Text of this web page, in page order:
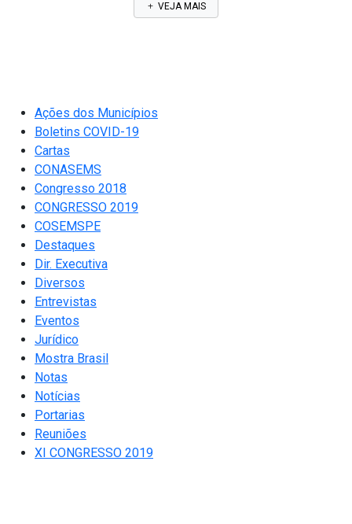
VEJA MAIS
Ações dos Municípios
Boletins COVID-19
Cartas
CONASEMS
Congresso 2018
CONGRESSO 2019
COSEMSPE
Destaques
Dir. Executiva
Diversos
Entrevistas
Eventos
Jurídico
Mostra Brasil
Notas
Notícias
Portarias
Reuniões
XI CONGRESSO 2019